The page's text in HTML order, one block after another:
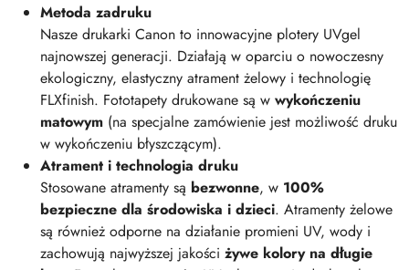
Metoda zadruku
Nasze drukarki Canon to innowacyjne plotery UVgel
najnowszej generacji. Działają w oparciu o nowoczesny
ekologiczny, elastyczny atrament żelowy i technologię
FLXfinish. Fototapety drukowane są w wykończeniu
matowym (na specjalne zamówienie jest możliwość druku
w wykończeniu błyszczącym).
Atrament i technologia druku
Stosowane atramenty są bezwonne, w 100%
bezpieczne dla środowiska i dzieci. Atramenty żelowe
są również odporne na działanie promieni UV, wody i
zachowują najwyższej jakości żywe kolory na długie